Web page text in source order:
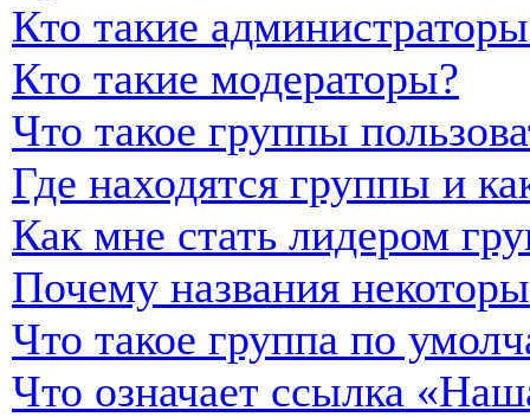
Кто такие
Кто такие модераторы?
Что такое группы
Где находятся группы и
Как мне стать лидером
Почему названия
Что такое группа по
Что означает ссылка